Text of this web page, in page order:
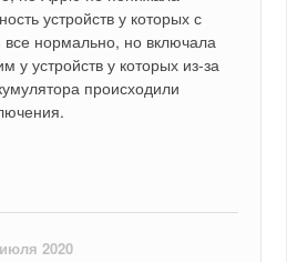
устройств у которых с
все нормально, но включала
у устройств у которых из-за
происходили
2020